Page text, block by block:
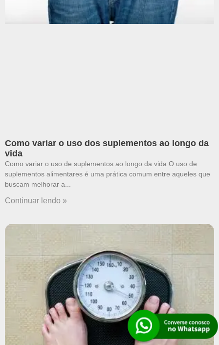
Como variar o uso dos suplementos ao longo da
vida
Como variar o uso de suplementos ao longo da vida O uso de
suplementos alimentares é uma prática comum entre aqueles que
buscam melhorar a
Continuar lendo »